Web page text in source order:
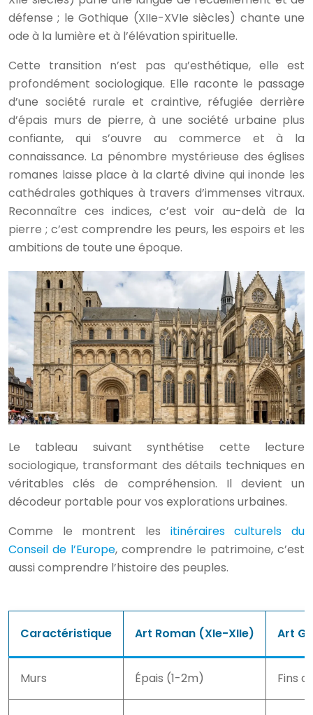
défense ; le Gothique (XIIe-XVIe siècles) chante une
ode à la lumière et à l’élévation spirituelle.
Cette transition n’est pas qu’esthétique, elle est
profondément sociologique. Elle raconte le passage
d’une société rurale et craintive, réfugiée derrière
d’épais murs de pierre, à une société urbaine plus
confiante, qui s’ouvre au commerce et à la
connaissance. La pénombre mystérieuse des églises
romanes laisse place à la clarté divine qui inonde les
cathédrales gothiques à travers d’immenses vitraux.
Reconnaître ces indices, c’est voir au-delà de la
pierre ; c’est comprendre les peurs, les espoirs et les
ambitions de toute une époque.
Le tableau suivant synthétise cette lecture
sociologique, transformant des détails techniques en
véritables clés de compréhension. Il devient un
décodeur portable pour vos explorations urbaines.
Comme le montrent les itinéraires culturels du
Conseil de l’Europe, comprendre le patrimoine, c’est
aussi comprendre l’histoire des peuples.
Caractéristique Art Roman (XIe-XIIe) Art
Murs Épais (1-2m) Fins